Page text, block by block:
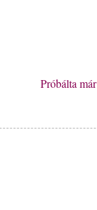
Próbálta